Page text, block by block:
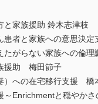
と家族援助 鈴木志津枝
者と家族への意思決定
がらない家族への倫理
援助 梅田節子
）への在宅移行支援 橋
Enrichmentと穏やか